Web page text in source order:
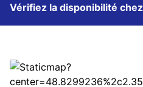
Vérifiez la disponibilité